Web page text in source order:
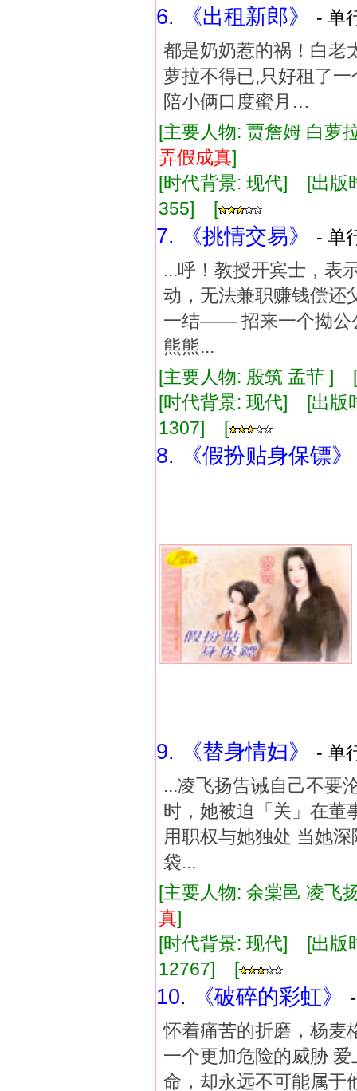
6. 《出租新郎》
- 单
都是奶奶惹的祸！白老
萝拉不得已,只好租了
陪小俩口度蜜月…
[主要人物: 贾詹姆 白
弄假成真]
[时代背景: 现代] [出
355] [
7. 《挑情交易》
- 单
...呼！教授开宾士，
动，无法兼职赚钱偿还
一结—— 招来一个拗公
熊熊...
[主要人物: 殷筑 孟菲 ]
[时代背景: 现代] [出
1307] [
8. 《假扮贴身保镖》
9. 《替身情妇》
- 单
...凌飞扬告诫自己不要
时，她被迫「关」在董
用职权与她独处 当她
袋...
[主要人物: 余棠邑 凌
真]
[时代背景: 现代] [出
12767] [
10. 《破碎的彩虹》
怀着痛苦的折磨，杨麦
一个更加危险的威胁
命，却永远不可能属于